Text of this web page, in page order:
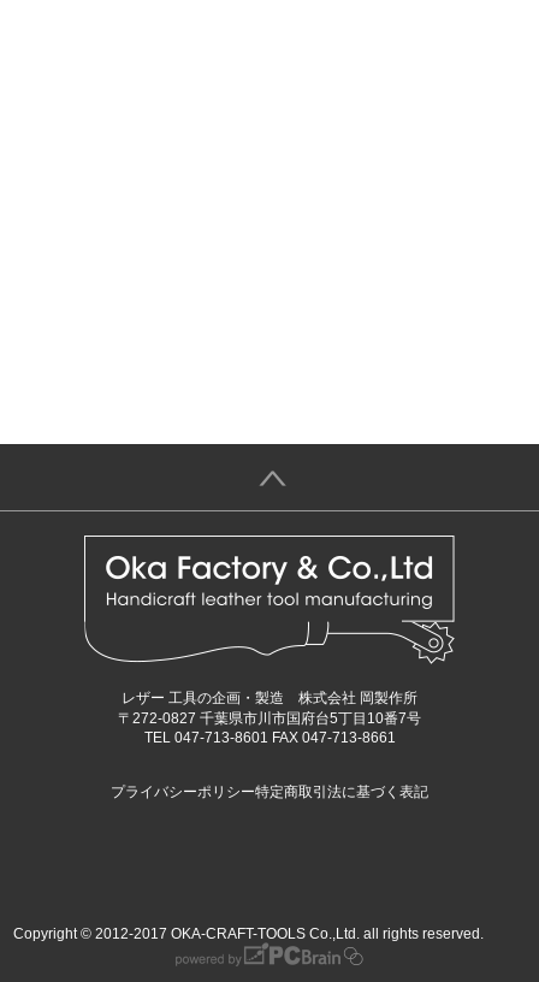
＞
レザー 工具の企画・製造 株式会社 岡製作所
〒272-0827 千葉県市川市国府台5丁目10番7号
TEL 047-713-8601 FAX 047-713-8661
プライバシーポリシー特定商取引法に基づく表記
Copyright © 2012-2017 OKA-CRAFT-TOOLS Co.,Ltd. all rights reserved.